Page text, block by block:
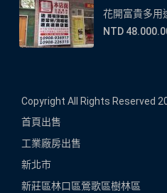
花開富貴多用
NTD
Copyright All Rights Reserved
首頁出售
工業廠房出售
新北市
新莊區林口區鶯歌區樹林區